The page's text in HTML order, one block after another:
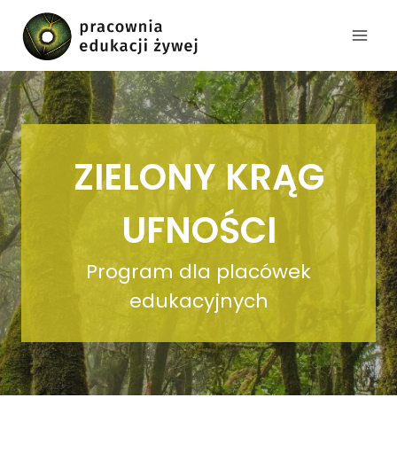
Przejdź
treści
ZIELONY KRĄG
UFNOŚCI
Program dla placówek
edukacyjnych